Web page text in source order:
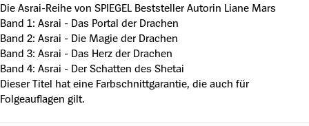
Die Asrai-Reihe von SPIEGEL Beststeller Autorin Liane Mars
Band 1: Asrai - Das Portal der Drachen
Band 2: Asrai - Die Magie der Drachen
Band 3: Asrai - Das Herz der Drachen
Band 4: Asrai - Der Schatten des Shetai
Dieser Titel hat eine Farbschnittgarantie, die auch für
Folgeauflagen gilt.